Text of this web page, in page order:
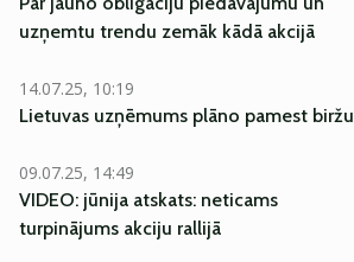
uzņemtu trendu zemāk kādā akcijā
14.07.25, 10:19
Lietuvas uzņēmums plāno pamest biržu
09.07.25, 14:49
VIDEO: jūnija atskats: neticams
turpinājums akciju rallijā